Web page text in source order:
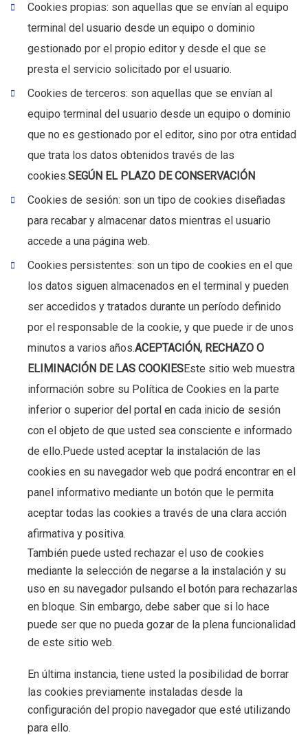
Cookies propias: son aquellas que se envían al equipo
terminal del usuario desde un equipo o dominio
gestionado por el propio editor y desde el que se
presta el servicio solicitado por el usuario.
Cookies de terceros: son aquellas que se envían al
equipo terminal del usuario desde un equipo o dominio
que no es gestionado por el editor, sino por otra entidad
que trata los datos obtenidos través de las
cookies.SEGÚN EL PLAZO DE CONSERVACIÓN
Cookies de sesión: son un tipo de cookies diseñadas
para recabar y almacenar datos mientras el usuario
accede a una página web.
Cookies persistentes: son un tipo de cookies en el que
los datos siguen almacenados en el terminal y pueden
ser accedidos y tratados durante un período definido
por el responsable de la cookie, y que puede ir de unos
minutos a varios años.ACEPTACIÓN, RECHAZO O
ELIMINACIÓN DE LAS COOKIESEste sitio web muestra
información sobre su Política de Cookies en la parte
inferior o superior del portal en cada inicio de sesión
con el objeto de que usted sea consciente e informado
de ello.Puede usted aceptar la instalación de las
cookies en su navegador web que podrá encontrar en el
panel informativo mediante un botón que le permita
aceptar todas las cookies a través de una clara acción
afirmativa y positiva.
También puede usted rechazar el uso de cookies
mediante la selección de negarse a la instalación y su
uso en su navegador pulsando el botón para rechazarlas
en bloque. Sin embargo, debe saber que si lo hace
puede ser que no pueda gozar de la plena funcionalidad
de este sitio web.
En última instancia, tiene usted la posibilidad de borrar
las cookies previamente instaladas desde la
configuración del propio navegador que esté utilizando
para ello.